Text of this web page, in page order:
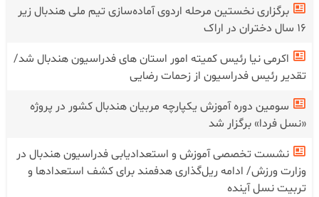
برگزاری نخستین مرحله اردوی آماده‌سازی تیم ملی هندبال زیر
۱۶ سال دختران در اراک
اکرمی نیا رئیس کمیته امور استان های فدراسیون هندبال شد/
تقدیر رئیس فدراسیون از زحمات رضایی
سومین دوره آموزش یکپارچه مربیان هندبال کشور در پروژه
«نسل فردا» برگزار شد
نشست تخصصی آموزش و استعدادیابی فدراسیون هندبال در
وزارت ورزش/ ادامه ریل‌گذاری هدفمند برای کشف استعدادها و
تربیت نسل آینده